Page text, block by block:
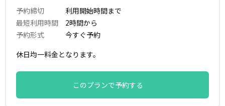
予約締切 利用開始時間まで
最短利用時間 2時間から
予約形式 今すぐ予約
休日均一料金となります。
このプランで予約する